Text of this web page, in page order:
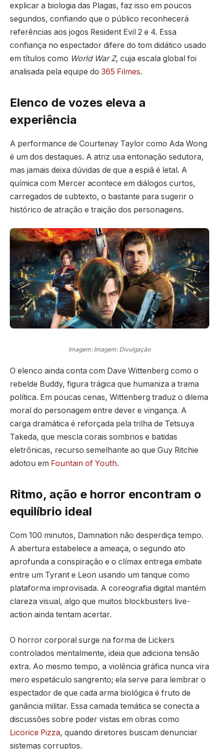
explicar a biologia das Plagas, faz isso em poucos
segundos, confiando que o público reconhecerá
referências aos jogos Resident Evil 2 e 4. Essa
confiança no espectador difere do tom didático usado
em títulos como World War Z, cuja escala global foi
analisada pela equipe do 365 Filmes.
Elenco de vozes eleva a
experiência
A performance de Courtenay Taylor como Ada Wong
é um dos destaques. A atriz usa entonação sedutora,
mas jamais deixa dúvidas de que a espiã é letal. A
química com Mercer acontece em diálogos curtos,
carregados de subtexto, o bastante para sugerir o
histórico de atração e traição dos personagens.
Imagem: Imagem: Divulgação
O elenco ainda conta com Dave Wittenberg como o
rebelde Buddy, figura trágica que humaniza a trama
política. Em poucas cenas, Wittenberg traduz o dilema
moral do personagem entre dever e vingança. A
carga dramática é reforçada pela trilha de Tetsuya
Takeda, que mescla corais sombrios e batidas
eletrônicas, recurso semelhante ao que Guy Ritchie
adotou em Fountain of Youth.
Ritmo, ação e horror encontram o
equilíbrio ideal
Com 100 minutos, Damnation não desperdiça tempo.
A abertura estabelece a ameaça, o segundo ato
aprofunda a conspiração e o clímax entrega embate
entre um Tyrant e Leon usando um tanque como
plataforma improvisada. A coreografia digital mantém
clareza visual, algo que muitos blockbusters live-
action ainda tentam acertar.
O horror corporal surge na forma de Lickers
controlados mentalmente, ideia que adiciona tensão
extra. Ao mesmo tempo, a violência gráfica nunca vira
mero espetáculo sangrento; ela serve para lembrar o
espectador de que cada arma biológica é fruto de
ganância militar. Essa camada temática se conecta a
discussões sobre poder vistas em obras como
Licorice Pizza, quando diretores buscam denunciar
sistemas corruptos.